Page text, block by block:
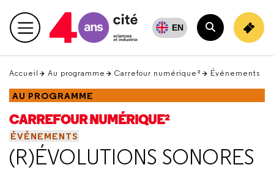
en
haut Menu principal EN
Rechercher
Accueil Au programme Carrefour numérique² Événements
AU PROGRAMME
CARREFOUR NUMÉRIQUE²
ÉVÉNEMENTS
(R)ÉVOLUTIONS SONORES